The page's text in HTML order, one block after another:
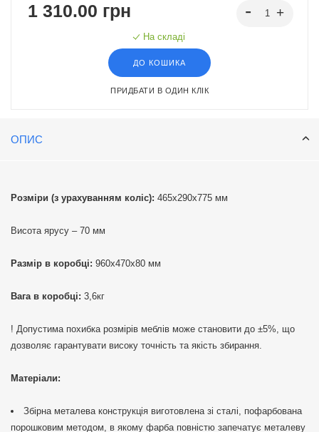
продуктів, у ванній кімнаті для рушників та засобів гігієни, в офісі
інструментів та автоприладдя. У складеному вигляді вона займає
мінімум місця, що робить її ідеальною для невеликих приміщень.
Завдяки її міцній конструкції та мобільності, цей візок стане
незамінним помічником у будь-якому приміщенні, де потрібен
1 310.00 грн
На складі
ДО КОШИКА
ПРИДБАТИ В ОДИН КЛІК
ОПИС
Розміри (з урахуванням коліс): 465х290х775 мм
Висота ярусу – 70 мм
Размір в коробці: 960х470х80 мм
Вага в коробці: 3,6кг
! Допустима похибка розмірів меблів може становити до ±5%, що
дозволяє гарантувати високу точність та якість збирання.
Матеріали:
Збірна металева конструкція виготовлена зі сталі, пофарбована
порошковим методом, в якому фарба повністю запечатує металеву